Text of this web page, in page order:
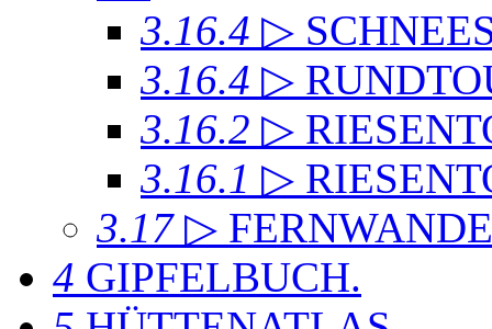
3.16.4 ▷
3.16.4 ▷
3.16.2 ▷
3.16.1 ▷
3.17 ▷
4 GIPFELBUCH.